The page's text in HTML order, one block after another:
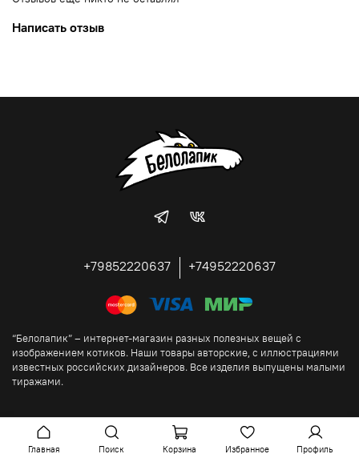
Написать отзыв
+79852220637 +74952220637
“Белолапик” – интернет-магазин разных полезных вещей с
изображением котиков. Наши товары авторские, с иллюстрациями
известных российских дизайнеров. Все изделия выпущены малыми
тиражами.
Главная Поиск Корзина Избранное Профиль